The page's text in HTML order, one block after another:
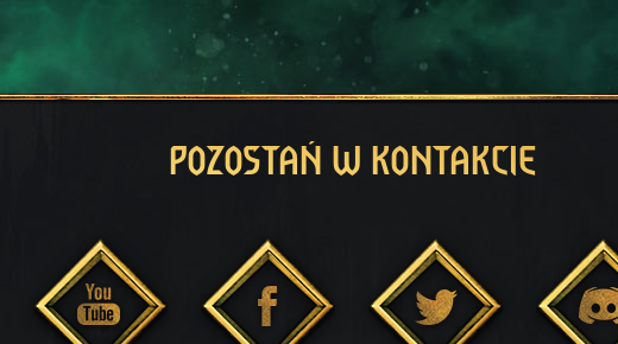
POZOSTAŃ W KONTAKCIE